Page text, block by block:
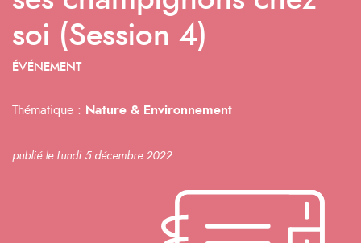
soi (Session 4)
ÉVÉNEMENT
Thématique : Nature & Environnement
publié le Lundi 5 décembre 2022